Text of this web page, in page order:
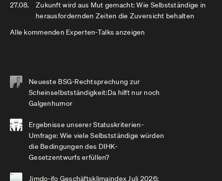
27.08.
Zukunft wird aus Mut gemacht: Wie Selbstständige in
herausfordernden Zeiten die Zuversicht behalten
Alle kommenden Experten-Talks anzeigen
Neueste BSG-Rechtsprechung zur
Scheinselbstständigkeit:Da hilft nur noch
Galgenhumor
Ergebnisse unserer Statuskriterien-
Umfrage: Wie viele Selbstständige würden
die Bedingungen des DIHK-
Gesetzentwurfs erfüllen?
Jimdo-ifo Geschäftsklimaindex Juli 2026: